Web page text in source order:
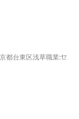
都台東区浅草職業:セ